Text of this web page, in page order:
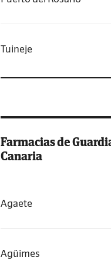
Tuineje
Farmacias de
Canaria
Agaete
Agüimes